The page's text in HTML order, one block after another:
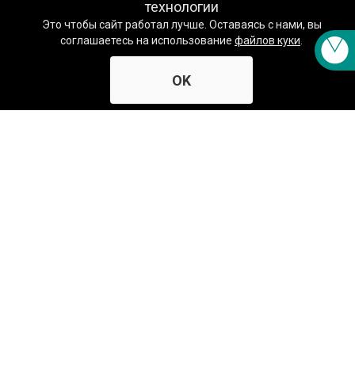
Где купить
Контакты
технологии
Это чтобы сайт работал лучше. Оставаясь с нами, вы
соглашаетесь на использование файлов куки
OK